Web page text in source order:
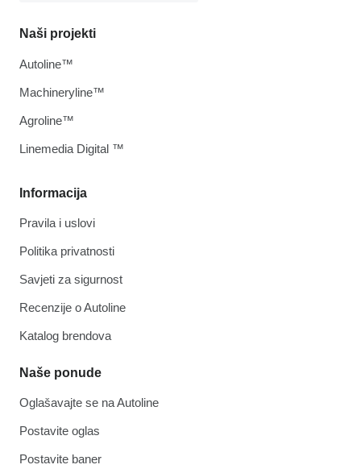
Informacija
Pravila i uslovi
Politika privatnosti
Savjeti za sigurnost
Recenzije o Autoline
Katalog brendova
Naše ponude
Oglašavajte se na Autoline
Postavite oglas
Postavite baner
Naši projekti
Autoline™
Machineryline™
Agroline™
Linemedia Digital ™